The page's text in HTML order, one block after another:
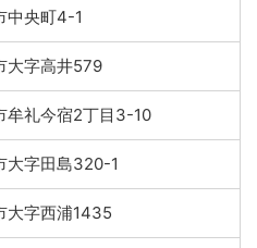
中央町4-1
大字高井579
牟礼今宿2丁目3-10
大字田島320-1
大字西浦1435